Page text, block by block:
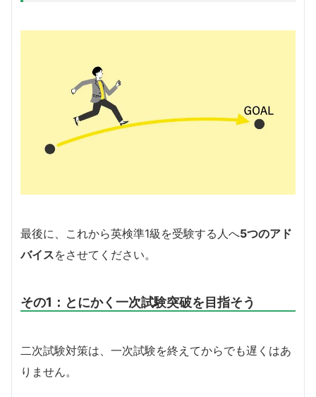
最後に、これから英検準1級を受験する人へ5つのアド
バイスをさせてください。
その1：とにかく一次試験突破を目指そう
二次試験対策は、一次試験を終えてからでも遅くはあ
りません。